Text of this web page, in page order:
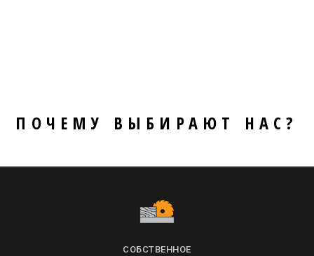
ПОЧЕМУ ВЫБИРАЮТ НАС?
СОБСТВЕННОЕ